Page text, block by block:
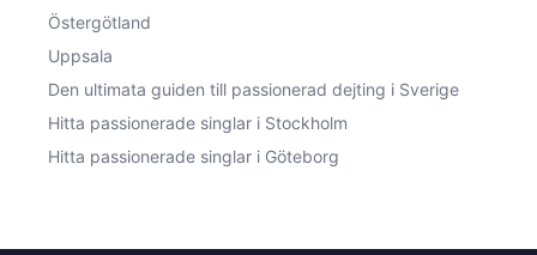
Östergötland
Uppsala
Den ultimata guiden till passionerad dejting i Sverige
Hitta passionerade singlar i Stockholm
Hitta passionerade singlar i Göteborg